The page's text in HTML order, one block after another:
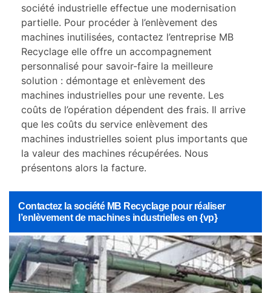
Contactez la société MB Recyclage pour réaliser
l’enlèvement de machines industrielles en {vp}
société industrielle effectue une modernisation
partielle. Pour procéder à l’enlèvement des
machines inutilisées, contactez l’entreprise MB
Recyclage elle offre un accompagnement
personnalisé pour savoir-faire la meilleure
solution : démontage et enlèvement des
machines industrielles pour une revente. Les
coûts de l’opération dépendent des frais. Il arrive
que les coûts du service enlèvement des
machines industrielles soient plus importants que
la valeur des machines récupérées. Nous
présentons alors la facture.